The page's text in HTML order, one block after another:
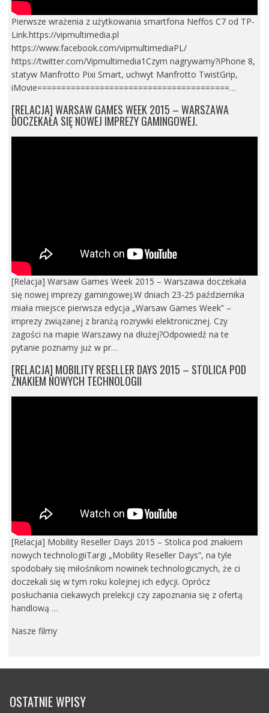
Pierwsze wrażenia z użytkowania smartfona Neffos C7 od TP-
Link.https://vipmultimedia.pl
https://www.facebook.com/vipmultimediaPL/
https://twitter.com/Vipmultimedia1Czym nagrywamy?iPhone 8,
statyw Manfrotto Pixi Smart, uchwyt Manfrotto TwistGrip,
iMovie========================================…
[RELACJA] WARSAW GAMES WEEK 2015 – WARSZAWA
DOCZEKAŁA SIĘ NOWEJ IMPREZY GAMINGOWEJ.
[Relacja] Warsaw Games Week 2015 – Warszawa doczekała
się nowej imprezy gamingowej.W dniach 23-25 października
miała miejsce pierwsza edycja „Warsaw Games Week” –
imprezy związanej z branżą rozrywki elektronicznej. Czy
zagości na mapie Warszawy na dłużej?Odpowiedź na te
pytanie poznamy już w pr…
[RELACJA] MOBILITY RESELLER DAYS 2015 – STOLICA POD
ZNAKIEM NOWYCH TECHNOLOGII
[Relacja] Mobility Reseller Days 2015 – Stolica pod znakiem
nowych technologiiTargi „Mobility Reseller Days”, na tyle
spodobały się miłośnikom nowinek technologicznych, że ci
doczekali się w tym roku kolejnej ich edycji. Oprócz
posłuchania ciekawych prelekcji czy zapoznania się z ofertą
handlową …
Nasze filmy
OSTATNIE WPISY